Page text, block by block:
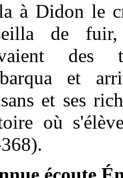
à Didon le
de
des
et
et ses
où